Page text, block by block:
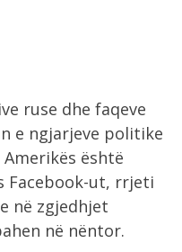
ruse dhe faqeve
e ngjarjeve politike
është
Facebook-ut, rrjeti
në zgjedhjet
në nëntor.